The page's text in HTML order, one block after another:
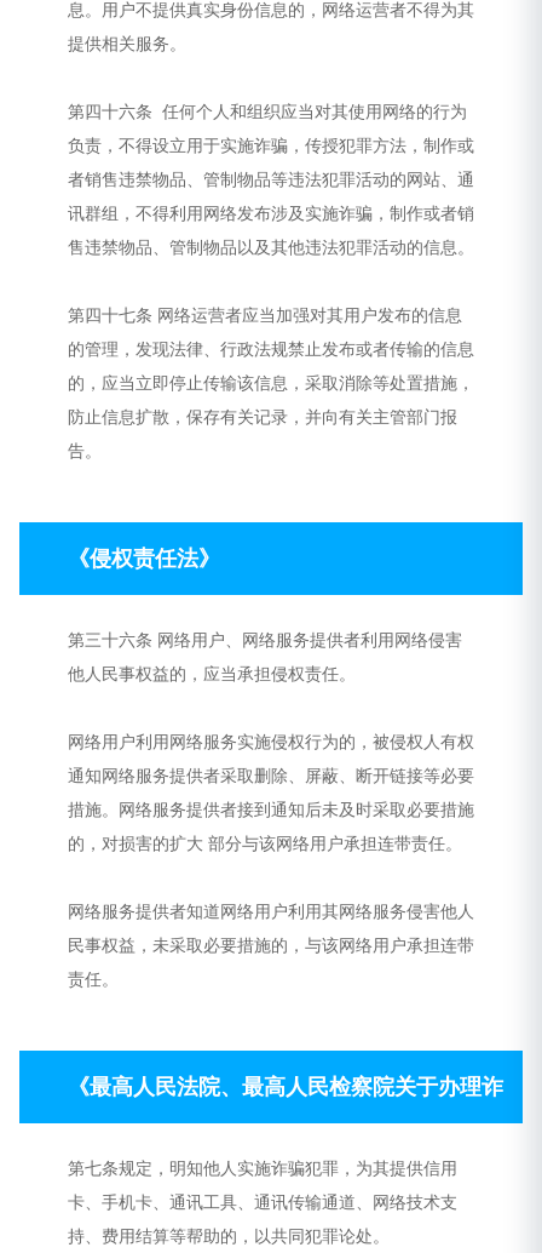
息。用户不提供真实身份信息的，网络运营者不得为其
提供相关服务。
第四十六条 任何个人和组织应当对其使用网络的行为
负责，不得设立用于实施诈骗，传授犯罪方法，制作或
者销售违禁物品、管制物品等违法犯罪活动的网站、通
讯群组，不得利用网络发布涉及实施诈骗，制作或者销
售违禁物品、管制物品以及其他违法犯罪活动的信息。
第四十七条 网络运营者应当加强对其用户发布的信息
的管理，发现法律、行政法规禁止发布或者传输的信息
的，应当立即停止传输该信息，采取消除等处置措施，
防止信息扩散，保存有关记录，并向有关主管部门报
告。
《侵权责任法》
第三十六条 网络用户、网络服务提供者利用网络侵害
他人民事权益的，应当承担侵权责任。
网络用户利用网络服务实施侵权行为的，被侵权人有权
通知网络服务提供者采取删除、屏蔽、断开链接等必要
措施。网络服务提供者接到通知后未及时采取必要措施
的，对损害的扩大 部分与该网络用户承担连带责任。
网络服务提供者知道网络用户利用其网络服务侵害他人
民事权益，未采取必要措施的，与该网络用户承担连带
责任。
《最高人民法院、最高人民检察院关于办理诈
骗刑事案件具体应用法律若干问题的解释》
第七条规定，明知他人实施诈骗犯罪，为其提供信用
卡、手机卡、通讯工具、通讯传输通道、网络技术支
持、费用结算等帮助的，以共同犯罪论处。